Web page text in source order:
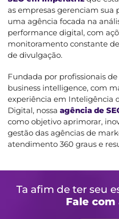
as empresas gerenciam sua
uma agência focada na
performance digital, com
monitoramento constante
de divulgação.
Fundada por profissionais
business intelligence, com
experiência em Inteligência
Digital, nossa agência de
como objetivo aprimorar,
gestão das agências de
atendimento 360 graus e
Ta afim de ter seu
Fale